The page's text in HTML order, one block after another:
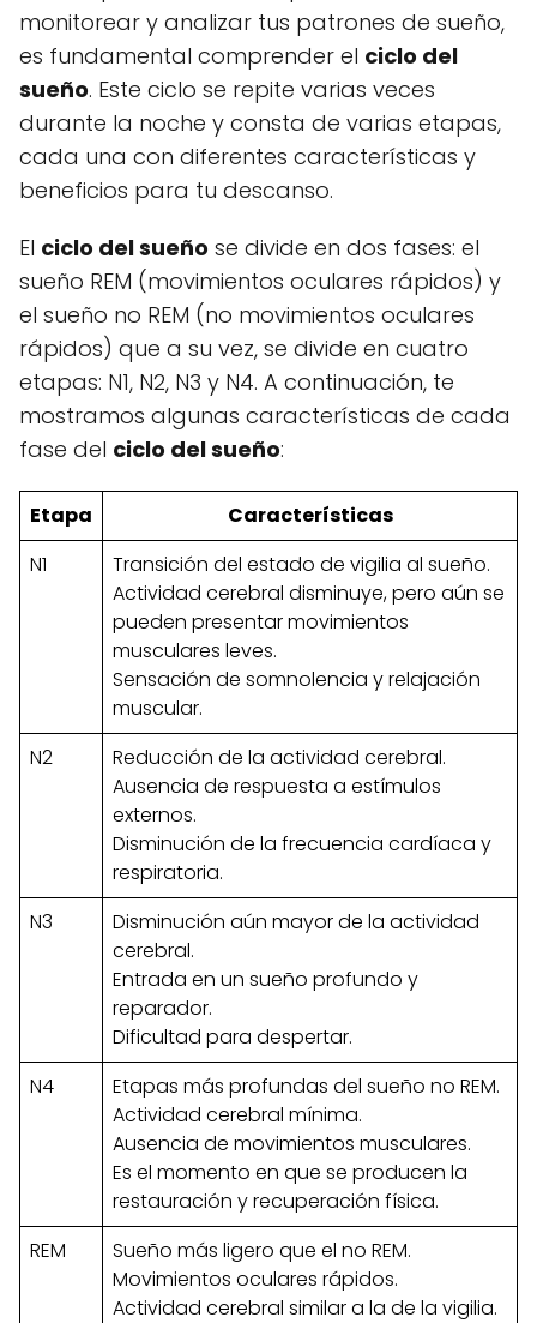
monitorear y analizar tus patrones de sueño,
es fundamental comprender el ciclo del
sueño. Este ciclo se repite varias veces
durante la noche y consta de varias etapas,
cada una con diferentes características y
beneficios para tu descanso.
El ciclo del sueño se divide en dos fases: el
sueño REM (movimientos oculares rápidos) y
el sueño no REM (no movimientos oculares
rápidos) que a su vez, se divide en cuatro
etapas: N1, N2, N3 y N4. A continuación, te
mostramos algunas características de cada
fase del ciclo del sueño:
Etapa
Características
N1
Transición del estado de vigilia al sueño.
Actividad cerebral disminuye, pero aún se
pueden presentar movimientos
musculares leves.
Sensación de somnolencia y relajación
muscular.
N2
Reducción de la actividad cerebral.
Ausencia de respuesta a estímulos
externos.
Disminución de la frecuencia cardíaca y
respiratoria.
N3
Disminución aún mayor de la actividad
cerebral.
Entrada en un sueño profundo y
reparador.
Dificultad para despertar.
N4
Etapas más profundas del sueño no REM.
Actividad cerebral mínima.
Ausencia de movimientos musculares.
Es el momento en que se producen la
restauración y recuperación física.
REM
Sueño más ligero que el no REM.
Movimientos oculares rápidos.
Actividad cerebral similar a la de la vigilia.